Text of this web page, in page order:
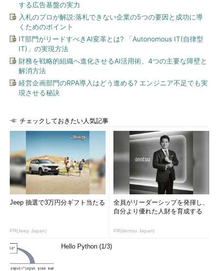
Microsoft DiskPart version 5.1.3565
Copyright (C) 1999-2003 Microsoft Corporation.
コンピュータ: WINXPPC0001
DISKPART>list disk …ディスク一覧の表示
Disk ### Status Size Free Dyn Gpt
-------- --------------- ------- ------- --- ---
Disk 1 オンライン 466 GB 0 B
ク。空きは0になっている
DISKPART> …ディスク1を選択。番号に注意
ディスク 1 が現在選択されているディスクです。
DISKPART> list partition
…内容（パーティション・データ）
Partition ### Type Size Offset
------------- ------------------ ------- -------
Partition 1 不明 466 GB 512 B
形式なので不明となっている
する広告基盤の実力
入札のプロが解説:落札できない企業の5つの要因と成功に導
くためのポイント
IT部門がリードすべきAI変革とは? 「Autonomous IT(自律型
IT)」の実現方法
財務を戦略的組織へ進化させるAI活用術、4つの主要な障壁と
解消方法
経営企画部門のRPA導入はどう進める? エンジニア不足でも実
現させる秘訣
チェックしておきたい人気記事
Jeep 抽選で3万円分ギフト当たる
PR(Jeep Japan)
全員がリーダーシップを発揮し、
自分より優れた人財を育成する
PR(dentsu Japan)
Hello Python (1/3)